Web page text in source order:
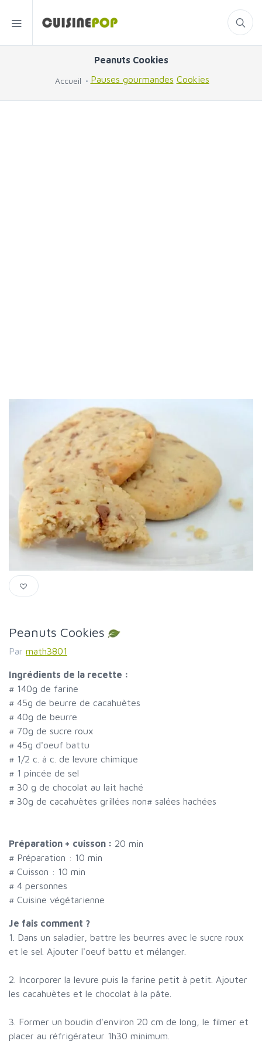
Peanuts Cookies
Accueil Pauses gourmandes Cookies
Peanuts Cookies
Par math3801
Ingrédients de la recette :
# 140g de farine
# 45g de beurre de cacahuètes
# 40g de beurre
# 70g de sucre roux
# 45g d'oeuf battu
# 1/2 c. à c. de levure chimique
# 1 pincée de sel
# 30 g de chocolat au lait haché
# 30g de cacahuètes grillées non# salées hachées
Préparation + cuisson : 20 min
# Préparation : 10 min
# Cuisson : 10 min
# 4 personnes
# Cuisine végétarienne
Je fais comment ?
1. Dans un saladier, battre les beurres avec le sucre roux
et le sel. Ajouter l'oeuf battu et mélanger.
2. Incorporer la levure puis la farine petit à petit. Ajouter
les cacahuètes et le chocolat à la pâte.
3. Former un boudin d'environ 20 cm de long, le filmer et
placer au réfrigérateur 1h30 minimum.